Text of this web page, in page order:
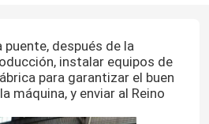
después de la
instalar equipos de
para garantizar el buen
máquina, y enviar al Reino